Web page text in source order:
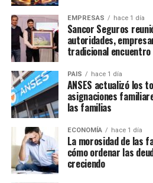
situación procesal de ambas
Con información de Aire de Santa
Parte del material ya
Fe
Desde el Gobierno santafesino
del decreto para agilizar el
fueron adquiridos.
Una parte del equipamiento
EMPRESAS hace 1 día
Sancor Seguros
autoridades,
tradicional
PAIS hace 1 día
ANSES actualizó los
asignaciones
las familias
ECONOMÍA hace 1 día
La morosidad de las
cómo ordenar las
creciendo